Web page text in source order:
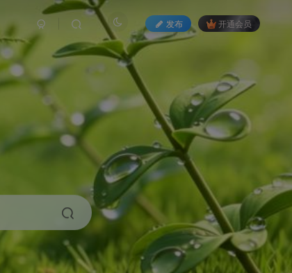
发布 开通会员